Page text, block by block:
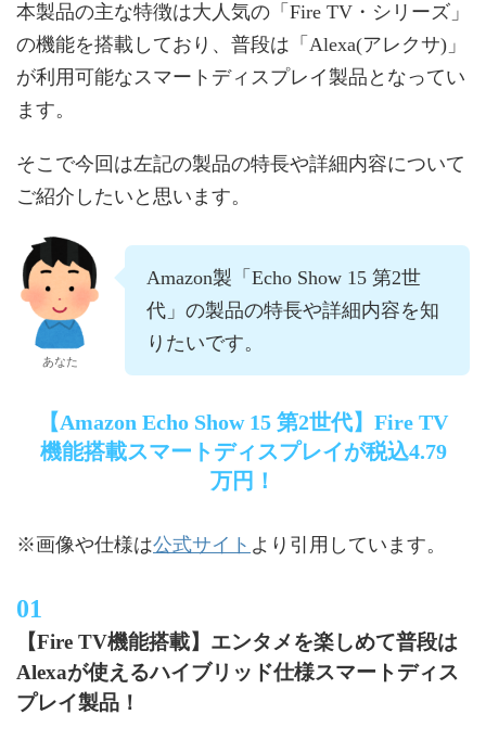
本製品の主な特徴は大人気の「Fire TV・シリーズ」
の機能を搭載しており、普段は「Alexa(アレクサ)」
が利用可能なスマートディスプレイ製品となってい
ます。
そこで今回は左記の製品の特長や詳細内容について
ご紹介したいと思います。
あなた
Amazon製「Echo Show 15 第2世
代」の製品の特長や詳細内容を知
りたいです。
【Amazon Echo Show 15 第2世代】Fire TV
機能搭載スマートディスプレイが税込4.79
万円！
※画像や仕様は公式サイト より引用しています。
【Fire TV機能搭載】エンタメを楽しめて普段は
Alexaが使えるハイブリッド仕様スマートディス
プレイ製品！